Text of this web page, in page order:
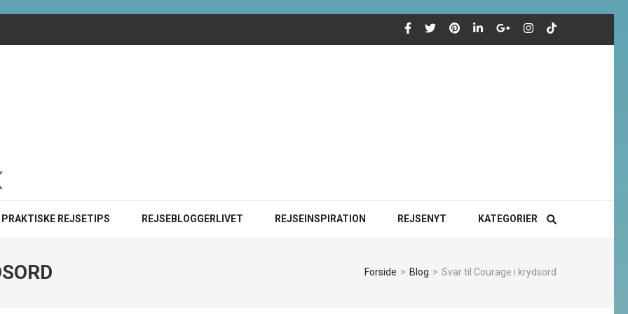
i 2025?
PRAKTISKE REJSETIPS REJSEBLOGGERLIVET REJSEINSPIRATION REJSENYT KATEGORIER
Forside > Blog > Svar til Courage i krydsord